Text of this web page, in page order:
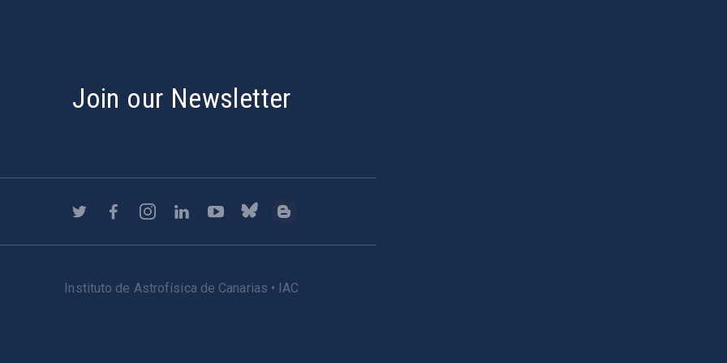
Join our Newsletter
Instituto de Astrofísica de Canarias • IAC